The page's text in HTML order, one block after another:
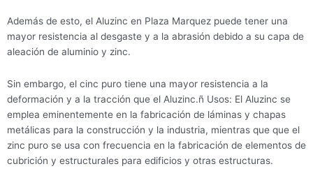
Además de esto, el Aluzinc en Plaza Marquez puede tener una
mayor resistencia al desgaste y a la abrasión debido a su capa de
aleación de aluminio y zinc.
Sin embargo, el cinc puro tiene una mayor resistencia a la
deformación y a la tracción que el Aluzinc.ñ Usos: El Aluzinc se
emplea eminentemente en la fabricación de láminas y chapas
metálicas para la construcción y la industria, mientras que que el
zinc puro se usa con frecuencia en la fabricación de elementos de
cubrición y estructurales para edificios y otras estructuras.